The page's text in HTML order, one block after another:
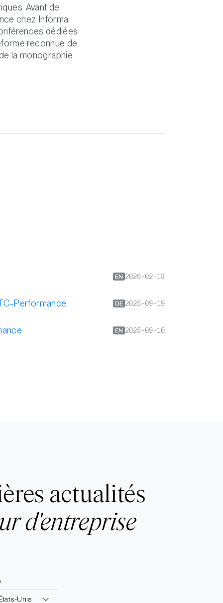
Avant de
chez Informa,
dédiées
reconnue de
la monographie
EN 2026-02-13
Performance DE 2025-09-19
EN 2025-09-10
actualités
d'entreprise
Unis